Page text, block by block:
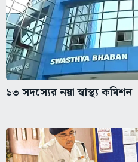
১৩ সদস্যের নয়া স্বাস্থ্য কমিশন